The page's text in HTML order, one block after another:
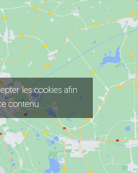
les cookies afin
contenu